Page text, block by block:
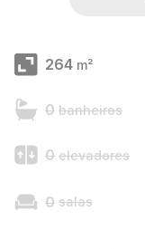
264 m²
0 banheiros
0 elevadores
0 salas